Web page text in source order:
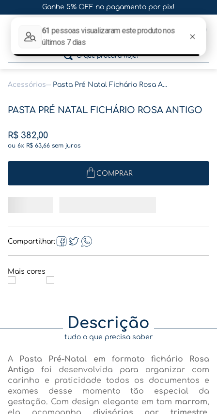
Ganhe 5% OFF no pagamento por pix!
O que procura hoje?
1º gestante
3º pasta
pasta gestante
Acessórios Pasta Pré Natal Fichário Rosa Antigo
PASTA PRÉ NATAL FICHÁRIO ROSA ANTIGO
R$ 382,00
ou 6x R$ 63,66 sem juros
COMPRAR
Compartilhar
Descrição
tudo o que precisa saber
A
Pasta Pré-Natal em formato fichário Rosa
Antigo foi desenvolvida para organizar com
carinho e praticidade todos os documentos e
exames desse momento tão especial da
gestação. Com design elegante em tom marrom,